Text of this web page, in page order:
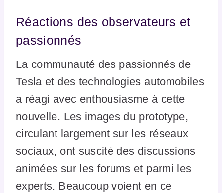
Réactions des observateurs et
passionnés
La communauté des passionnés de
Tesla et des technologies automobiles
a réagi avec enthousiasme à cette
nouvelle. Les images du prototype,
circulant largement sur les réseaux
sociaux, ont suscité des discussions
animées sur les forums et parmi les
experts. Beaucoup voient en ce